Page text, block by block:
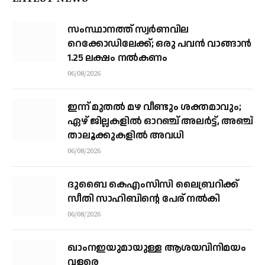
സംസ്ഥാനത്ത് സ്വര്‍ണവില
റെക്കോഡിലേക്ക്; ഒരു പവന്‍ വാങ്ങാന്‍
1.25 ലക്ഷം നല്‍കണം
06/08/2026
ഇന്ന് മുതല്‍ മഴ വീണ്ടും ശക്തമാവും;
ഏഴ് ജില്ലകളില്‍ ഓറഞ്ച് അലര്‍ട്ട്, അഞ്ച്
താലൂക്കുകളില്‍ അവധി
06/08/2026
ദുബൈ കെഎംസിസി ലൈബ്രറിക്ക്
സീതി സാഹിബിന്റെ പേര് നല്‍കി
06/08/2026
ഖാംനഇയുമായുള്ള ആശയവിനിമയം
വളരെ